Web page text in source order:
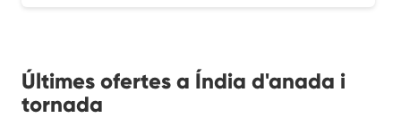
Últimes ofertes a Índia d'anada i
tornada